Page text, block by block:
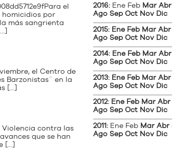
el
homicidios por
más sangrienta
el Centro de
Barzonistas¨ en la
[…]
Violencia contra las
que se han
[…]
2016: Ene Feb Mar Abr
Ago Sep Oct Nov Dic
2015: Ene Feb Mar Abr
Ago Sep Oct Nov Dic
2014: Ene Feb Mar Abr
Ago Sep Oct Nov Dic
2013: Ene Feb Mar Abr
Ago Sep Oct Nov Dic
2012: Ene Feb Mar Abr
Ago Sep Oct Nov Dic
2011: Ene Feb Mar Abr
Ago Sep Oct Nov Dic